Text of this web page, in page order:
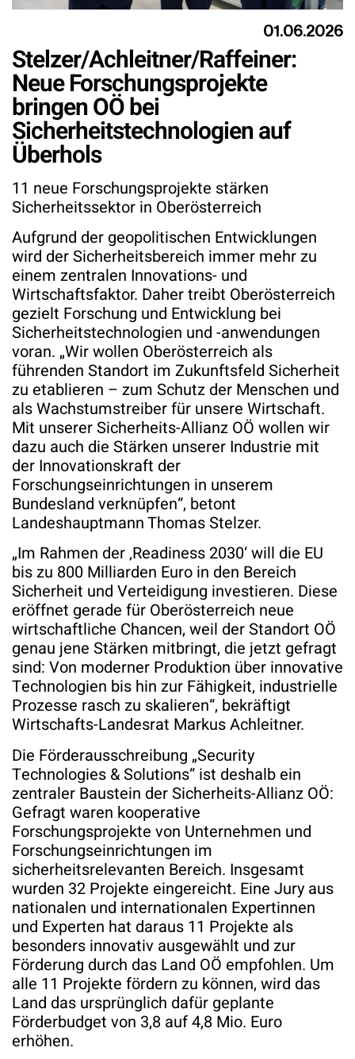
01.06.2026
Stelzer/Achleitner/Raffeiner:
Neue Forschungsprojekte
bringen OÖ bei
Sicherheitstechnologien auf
Überhols
11 neue Forschungsprojekte stärken
Sicherheitssektor in Oberösterreich
Aufgrund der geopolitischen Entwicklungen
wird der Sicherheitsbereich immer mehr zu
einem zentralen Innovations- und
Wirtschaftsfaktor. Daher treibt Oberösterreich
gezielt Forschung und Entwicklung bei
Sicherheitstechnologien und -anwendungen
voran. „Wir wollen Oberösterreich als
führenden Standort im Zukunftsfeld Sicherheit
zu etablieren – zum Schutz der Menschen und
als Wachstumstreiber für unsere Wirtschaft.
Mit unserer Sicherheits-Allianz OÖ wollen wir
dazu auch die Stärken unserer Industrie mit
der Innovationskraft der
Forschungseinrichtungen in unserem
Bundesland verknüpfen“, betont
Landeshauptmann Thomas Stelzer.
„Im Rahmen der ‚Readiness 2030‘ will die EU
bis zu 800 Milliarden Euro in den Bereich
Sicherheit und Verteidigung investieren. Diese
eröffnet gerade für Oberösterreich neue
wirtschaftliche Chancen, weil der Standort OÖ
genau jene Stärken mitbringt, die jetzt gefragt
sind: Von moderner Produktion über innovative
Technologien bis hin zur Fähigkeit, industrielle
Prozesse rasch zu skalieren“, bekräftigt
Wirtschafts-Landesrat Markus Achleitner.
Die Förderausschreibung „Security
Technologies & Solutions“ ist deshalb ein
zentraler Baustein der Sicherheits-Allianz OÖ:
Gefragt waren kooperative
Forschungsprojekte von Unternehmen und
Forschungseinrichtungen im
sicherheitsrelevanten Bereich. Insgesamt
wurden 32 Projekte eingereicht. Eine Jury aus
nationalen und internationalen Expertinnen
und Experten hat daraus 11 Projekte als
besonders innovativ ausgewählt und zur
Förderung durch das Land OÖ empfohlen. Um
alle 11 Projekte fördern zu können, wird das
Land das ursprünglich dafür geplante
Förderbudget von 3,8 auf 4,8 Mio. Euro
erhöhen.